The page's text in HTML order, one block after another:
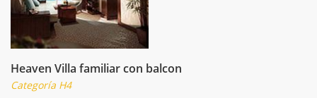
Heaven Villa familiar con balcon
Categoría H4